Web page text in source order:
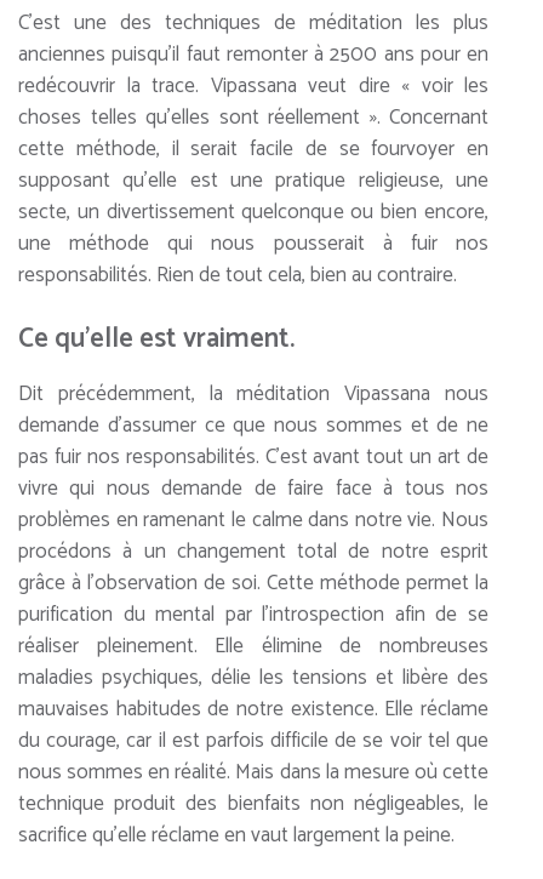
C’est une des techniques de méditation les plus
anciennes puisqu’il faut remonter à 2500 ans pour en
redécouvrir la trace. Vipassana veut dire « voir les
choses telles qu’elles sont réellement ». Concernant
cette méthode, il serait facile de se fourvoyer en
supposant qu’elle est une pratique religieuse, une
secte, un divertissement quelconque ou bien encore,
une méthode qui nous pousserait à fuir nos
responsabilités. Rien de tout cela, bien au contraire.
Ce qu’elle est vraiment.
Dit précédemment, la méditation Vipassana nous
demande d’assumer ce que nous sommes et de ne
pas fuir nos responsabilités. C’est avant tout un art de
vivre qui nous demande de faire face à tous nos
problèmes en ramenant le calme dans notre vie. Nous
procédons à un changement total de notre esprit
grâce à l’observation de soi. Cette méthode permet la
purification du mental par l’introspection afin de se
réaliser pleinement. Elle élimine de nombreuses
maladies psychiques, délie les tensions et libère des
mauvaises habitudes de notre existence. Elle réclame
du courage, car il est parfois difficile de se voir tel que
nous sommes en réalité. Mais dans la mesure où cette
technique produit des bienfaits non négligeables, le
sacrifice qu’elle réclame en vaut largement la peine.